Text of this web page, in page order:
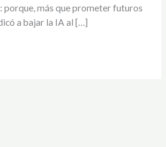
porque, más que prometer futuros
a bajar la IA al […]